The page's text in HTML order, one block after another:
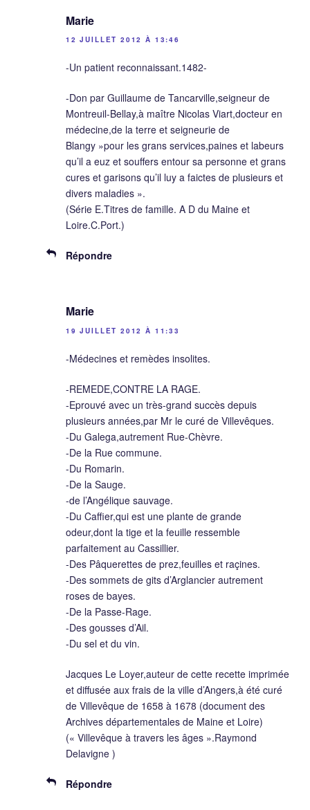
Marie
12 JUILLET 2012 À 13:46
-Un patient reconnaissant.1482-
-Don par Guillaume de Tancarville,seigneur de
Montreuil-Bellay,à maître Nicolas Viart,docteur en
médecine,de la terre et seigneurie de
Blangy »pour les grans services,paines et labeurs
qu’il a euz et souffers entour sa personne et grans
cures et garisons qu’il luy a faictes de plusieurs et
divers maladies ».
(Série E.Titres de famille. A D du Maine et
Loire.C.Port.)
Répondre
Marie
19 JUILLET 2012 À 11:33
-Médecines et remèdes insolites.
-REMEDE,CONTRE LA RAGE.
-Eprouvé avec un très-grand succès depuis
plusieurs années,par Mr le curé de Villevêques.
-Du Galega,autrement Rue-Chèvre.
-De la Rue commune.
-Du Romarin.
-De la Sauge.
-de l’Angélique sauvage.
-Du Caffier,qui est une plante de grande
odeur,dont la tige et la feuille ressemble
parfaitement au Cassillier.
-Des Pâquerettes de prez,feuilles et raçines.
-Des sommets de gits d’Arglancier autrement
roses de bayes.
-De la Passe-Rage.
-Des gousses d’Ail.
-Du sel et du vin.
Jacques Le Loyer,auteur de cette recette imprimée
et diffusée aux frais de la ville d’Angers,à été curé
de Villevêque de 1658 à 1678 (document des
Archives départementales de Maine et Loire)
(« Villevêque à travers les âges ».Raymond
Delavigne )
Répondre